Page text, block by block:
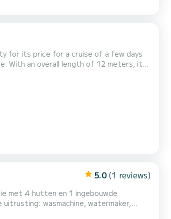
for its price for a cruise of a few days
is uitgerust
5.0 (1 reviews)
met 4 hutten en 1 ingebouwde
wasmachine, watermaker,